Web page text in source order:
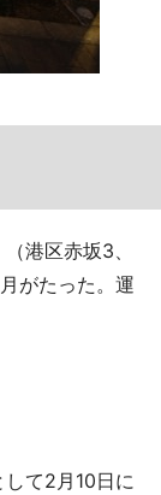
港区赤坂3、
がたった。運
て2月10日に